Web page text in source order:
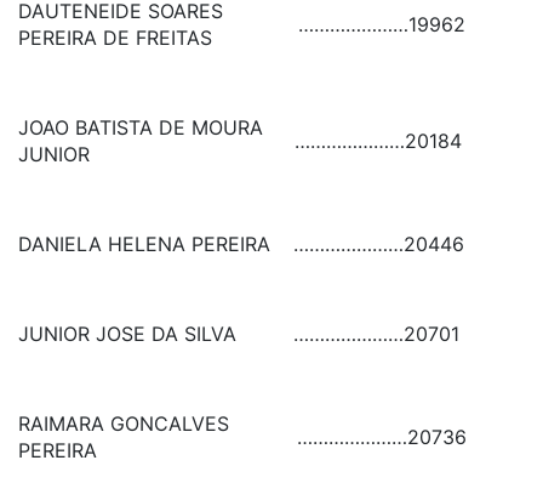
DAUTENEIDE SOARES
PEREIRA DE FREITAS
…………………19962
JOAO BATISTA DE MOURA
JUNIOR
…………………20184
DANIELA HELENA PEREIRA …………………20446
JUNIOR JOSE DA SILVA …………………20701
RAIMARA GONCALVES
PEREIRA
…………………20736